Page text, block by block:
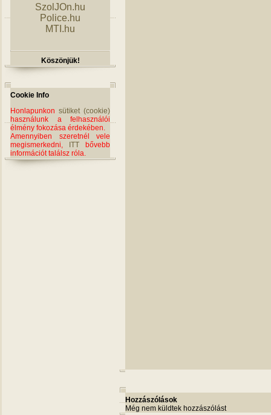
SzolJOn.hu
Police.hu
MTI.hu
Köszönjük!
Cookie Info
Honlapunkon sütiket (cookie)
használunk a felhasználói
élmény fokozása érdekében.
Amennyiben szeretnél vele
megismerkedni,
ITT bővebb
információt találsz róla.
Hozzászólások
Még nem küldtek hozzászólást